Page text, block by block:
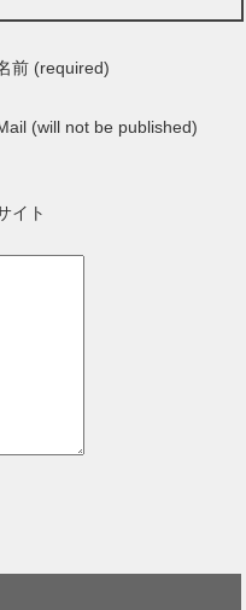
前 (required)
(will not be published)
イト